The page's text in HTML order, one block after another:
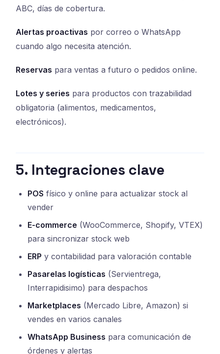
ABC, días de cobertura.
Alertas proactivas por correo o WhatsApp
cuando algo necesita atención.
Reservas para ventas a futuro o pedidos online.
Lotes y series para productos con trazabilidad
obligatoria (alimentos, medicamentos,
electrónicos).
5. Integraciones clave
POS físico y online para actualizar stock al
vender
E-commerce (WooCommerce, Shopify, VTEX)
para sincronizar stock web
ERP y contabilidad para valoración contable
Pasarelas logísticas (Servientrega,
Interrapidisimo) para despachos
Marketplaces (Mercado Libre, Amazon) si
vendes en varios canales
WhatsApp Business para comunicación de
órdenes y alertas